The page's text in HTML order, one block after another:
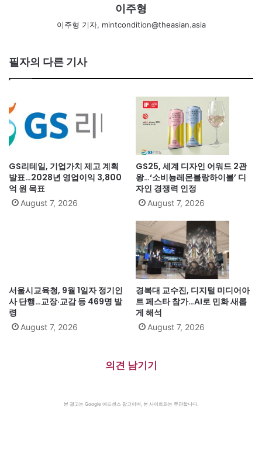
이주형
이주형 기자, mintcondition@theasian.asia
필자의 다른 기사
GS리테일, 기업가치 제고 계획
발표…2028년 영업이익 3,800
억 원 목표
August 7, 2026
GS25, 세계 디자인 어워드 2관
왕…‘소비뇽레몬블랑하이볼’ 디
자인 경쟁력 인정
August 7, 2026
서울시교육청, 9월 1일자 정기인
사 단행…교장·교감 등 469명 발
령
August 7, 2026
경복대 교수진, 디지털 미디어아
트 페스타 참가…AI로 민화 새롭
게 해석
August 7, 2026
의견 남기기
본 광고는 Google 애드센스 광고이며, 본 사이트와는 무관합니다.